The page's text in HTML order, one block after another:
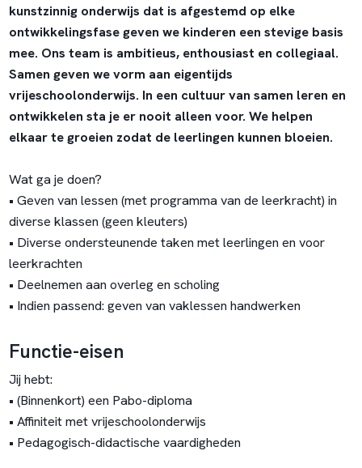
kunstzinnig onderwijs dat is afgestemd op elke
ontwikkelingsfase geven we kinderen een stevige basis
mee. Ons team is ambitieus, enthousiast en collegiaal.
Samen geven we vorm aan eigentijds
vrijeschoolonderwijs. In een cultuur van samen leren en
ontwikkelen sta je er nooit alleen voor. We helpen
elkaar te groeien zodat de leerlingen kunnen bloeien.
Wat ga je doen?
• Geven van lessen (met programma van de leerkracht) in
diverse klassen (geen kleuters)
• Diverse ondersteunende taken met leerlingen en voor
leerkrachten
• Deelnemen aan overleg en scholing
• Indien passend: geven van vaklessen handwerken
Functie-eisen
Jij hebt:
• (Binnenkort) een Pabo-diploma
• Affiniteit met vrijeschoolonderwijs
• Pedagogisch-didactische vaardigheden